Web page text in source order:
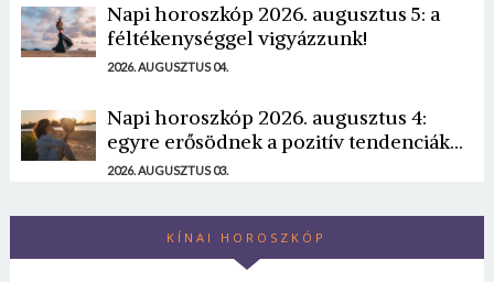
Napi horoszkóp 2026. augusztus 5: a
féltékenységgel vigyázzunk!
2026. AUGUSZTUS 04.
Napi horoszkóp 2026. augusztus 4:
egyre erősödnek a pozitív tendenciák...
2026. AUGUSZTUS 03.
KÍNAI HOROSZKÓP